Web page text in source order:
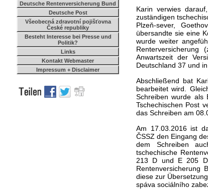
Deutsche Rentenversicherung Bund
Deutsche Post
Všeobecná zdravotní pojišťovna
České republiky
Besteht Interesse bei Presse und
Politik?
Links
Kontakt Webmaster
Impressum + Disclaimer
Karin verwies
zuständigen
Plzeň-sever,
übersandte sie eine
wurde weiter
Anwartszeit der
Deutschland 37 und
Abschließend bat
bearbeitet wird.
Schreiben wurde als
Tschechischen Post
das Schreiben am
Am 17.03.2016 ist
ČSSZ den Eingang
dem Schreiben
tschechische
213 D und E 205 D
Rentenversicherung
diese zur
spáva sociálního